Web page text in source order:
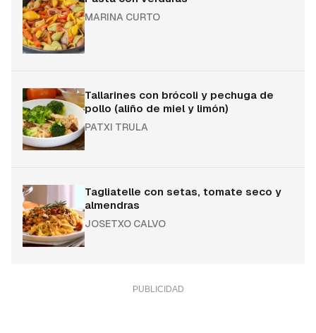
MARINA CURTO
Tallarines con brócoli y pechuga de
pollo (aliño de miel y limón)
PATXI TRULA
Tagliatelle con setas, tomate seco y
almendras
JOSETXO CALVO